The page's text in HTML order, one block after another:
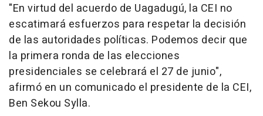
"En virtud del acuerdo de Uagadugú, la CEI no
escatimará esfuerzos para respetar la decisión
de las autoridades políticas. Podemos decir que
la primera ronda de las elecciones
presidenciales se celebrará el 27 de junio",
afirmó en un comunicado el presidente de la CEI,
Ben Sekou Sylla.